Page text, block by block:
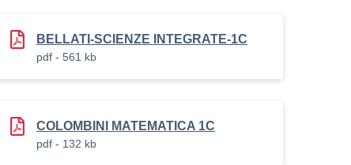
BELLATI-SCIENZE INTEGRATE-1C
pdf - 561 kb
COLOMBINI MATEMATICA 1C
pdf - 132 kb